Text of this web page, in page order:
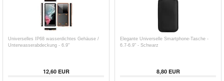
Universelles IP68 wasserdichtes Gehäuse /
Unterwasserabdeckung - 6.9"
12,60EUR
Elegante Universelle Smartphone-Tasche -
6.7-6.9" - Schwarz
8,80EUR